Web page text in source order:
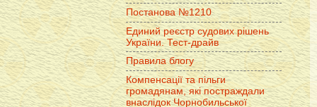
Постанова №1210
Единий реєстр судових рішень
України. Тест-драйв
Правила блогу
Компенсації та пільги
громадянам, які постраждали
внаслідок Чорнобильської